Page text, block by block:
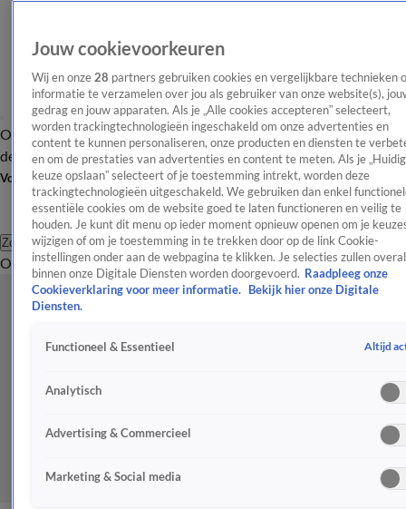
OverzichtAfleveringen Entertainment TV Algemeen
Tip
de redactieNieuwsbrief
Volg Shownieuws
Zoeken
OverzichtEntertainmentSpraakmakendRealityCrimeVideo's
Jouw cookievoorkeuren
Wij en onze 28 partners gebruiken cookies en vergelijkbare technieken
informatie te verzamelen over jou als gebruiker van onze website(s),
gedrag en jouw apparaten. Als je „Alle cookies accepteren” selecteert,
worden trackingtechnologieën ingeschakeld om onze advertenties en
content te kunnen personaliseren, onze producten en diensten te
en om de prestaties van advertenties en content te meten. Als je
keuze opslaan” selecteert of je toestemming intrekt, worden deze
trackingtechnologieën uitgeschakeld. We gebruiken dan enkel
essentiële cookies om de website goed te laten functioneren en veilig te
houden. Je kunt dit menu op ieder moment opnieuw openen om je
wijzigen of om je toestemming in te trekken door op de link Cookie-
instellingen onder aan de webpagina te klikken. Je selecties zullen overal
binnen onze Digitale Diensten worden doorgevoerd. Raadpleeg onze
Cookieverklaring voor meer informatie.
Bekijk hier onze Digitale
Diensten.
Functioneel & Essentieel Altijd
Analytisch
Advertising & Commercieel
Marketing & Social media